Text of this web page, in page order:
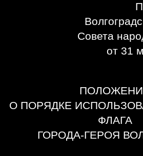
Совета
от 31
О ПОРЯДКЕ
ФЛАГА
ГОРОДА-ГЕРОЯ